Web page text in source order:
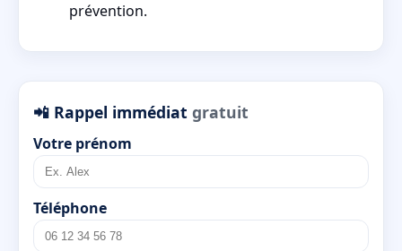
prévention.
📲 Rappel immédiat gratuit
Votre prénom
Téléphone